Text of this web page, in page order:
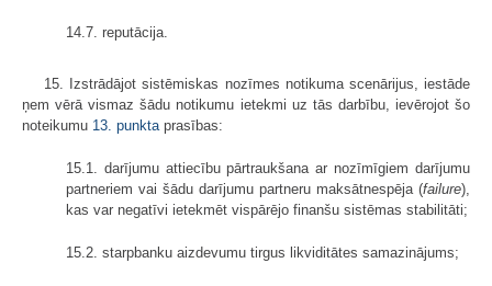
14.7. reputācija.
15. Izstrādājot sistēmiskas nozīmes notikuma scenārijus, iestāde
ņem vērā vismaz šādu notikumu ietekmi uz tās darbību, ievērojot šo
noteikumu 13. punktaprasības:
15.1. darījumu attiecību pārtraukšana ar nozīmīgiem darījumu
partneriem vai šādu darījumu partneru maksātnespēja (failure),
kas var negatīvi ietekmēt vispārējo finanšu sistēmas stabilitāti;
15.2. starpbanku aizdevumu tirgus likviditātes samazinājums;